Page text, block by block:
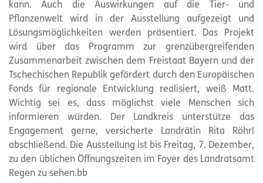
kann. Auch die Auswirkungen auf die Tier- und
Pflanzenwelt wird in der Ausstellung aufgezeigt und
Lösungsmöglichkeiten werden präsentiert. Das Projekt
wird über das Programm zur grenzübergreifenden
Zusammenarbeit zwischen dem Freistaat Bayern und der
Tschechischen Republik gefördert durch den Europäischen
Fonds für regionale Entwicklung realisiert, weiß Matt.
Wichtig sei es, dass möglichst viele Menschen sich
informieren würden. Der Landkreis unterstütze das
Engagement gerne, versicherte Landrätin Rita Röhrl
abschließend. Die Ausstellung ist bis Freitag, 7. Dezember,
zu den üblichen Öffnungszeiten im Foyer des Landratsamt
Regen zu sehen.bb